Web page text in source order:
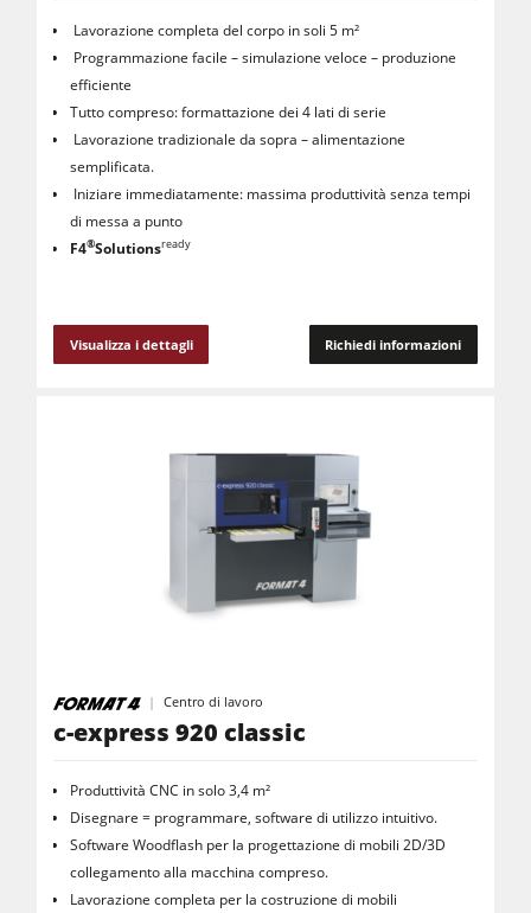
Lavorazione completa del corpo in soli 5 m²
Programmazione facile – simulazione veloce – produzione
efficiente
Tutto compreso: formattazione dei 4 lati di serie
Lavorazione tradizionale da sopra – alimentazione
semplificata.
Iniziare immediatamente: massima produttività senza tempi
di messa a punto
F4®Solutionsready
Visualizza i dettagli Richiedi informazioni
Centro di lavoro
c-express 920 classic
Produttività CNC in solo 3,4 m²
Disegnare = programmare, software di utilizzo intuitivo.
Software Woodflash per la progettazione di mobili 2D/3D
collegamento alla macchina compreso.
Lavorazione completa per la costruzione di mobili